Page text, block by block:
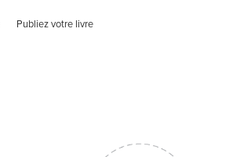
Publiez votre livre